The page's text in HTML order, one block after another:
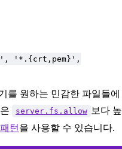
'*.{crt,pem}',
를 원하는 민감한 파일들에
server.fs.allow 보다
턴 을 사용할 수 있습니다.